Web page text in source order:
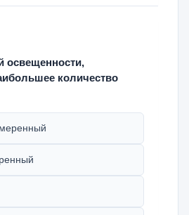
освещенности,
количество